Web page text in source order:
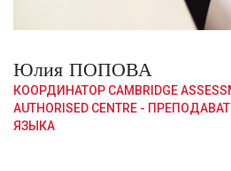
Юлия ПОПОВА
КООРДИНАТОР CAMBRIDGE
AUTHORISED CENTRE -
ЯЗЫКА